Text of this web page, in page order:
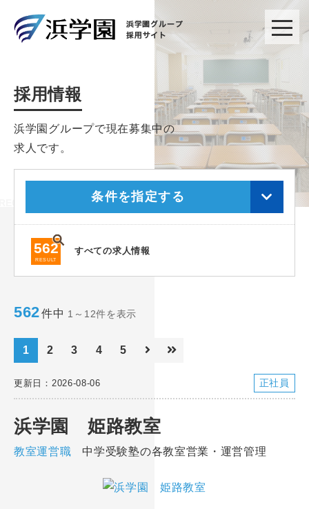
採用情報
浜学園グループで現在募集中の
求人です。
条件を指定する
562
RESULT
すべての求人情報
562件中 1～12件を表示
1 2 3 4 5
更新日：2026-08-06 正社員
浜学園 姫路教室
教室運営職 中学受験塾の各教室営業・運営管理